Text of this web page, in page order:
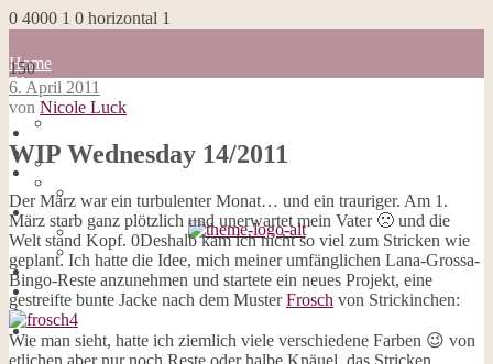
0 4000 1 0 horizontal 1
Home
Blog
about me
Impressum
Datenschutzerklärung
Galerie
Opal-Abos
Strickblogs
Hörbücher
150
Home
Blog
about me
100 Dinge
Impressum
Datenschutzerklärung
Cookies
Galerie
Opal-Abos
Strickblogs
Hörbücher
6. April 2011
von Nicole Luck
WIP Wednesday 14/2011
Der März war ein turbulenter Monat… und ein trauriger. Am 1.
März starb ganz plötzlich und unerwartet mein Vater 🙁 und die
Welt stand Kopf. 0Deshalb kam ich nicht so viel zum Stricken wie
geplant. Ich hatte die Idee, mich meiner umfänglichen Lana-Grossa-
Bingo-Reste anzunehmen und startete ein neues Projekt, eine
gestreifte bunte Jacke nach dem MusterFrosch von Strickinchen:
Wie man sieht, hatte ich ziemlich viele verschiedene Farben 😉 von
etlichen aber nur noch Reste oder halbe Knäuel, das Stricken